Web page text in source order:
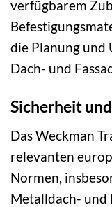
verfügbarem
die Planung und
Dach- und
Sicherheit
Das Weckman
relevanten
Normen,
Metalldach- und